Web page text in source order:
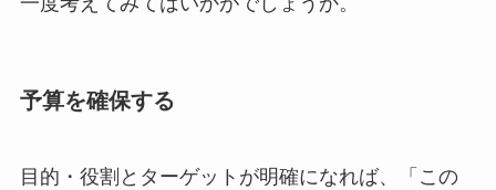
予算を確保する
目的・役割とターゲットが明確になれば、「この